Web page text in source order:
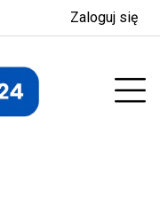
Zaloguj się